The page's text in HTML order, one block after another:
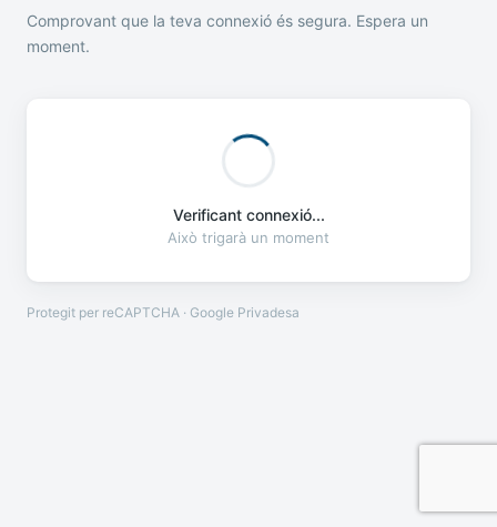
Comprovant que la teva connexió és segura. Espera un
moment.
Verificant connexió...
Això trigarà un moment
Protegit per reCAPTCHA · Google Privadesa